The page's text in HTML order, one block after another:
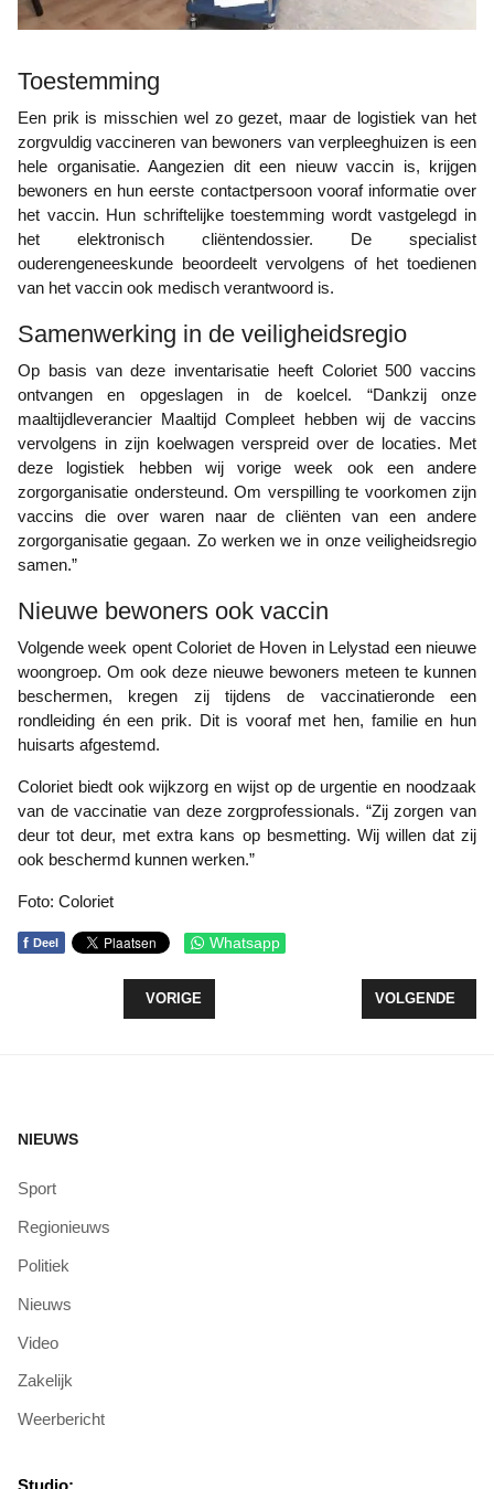
Toestemming
Een prik is misschien wel zo gezet, maar de logistiek van het
zorgvuldig vaccineren van bewoners van verpleeghuizen is een
hele organisatie. Aangezien dit een nieuw vaccin is, krijgen
bewoners en hun eerste contactpersoon vooraf informatie over
het vaccin. Hun schriftelijke toestemming wordt vastgelegd in
het elektronisch cliëntendossier. De specialist
ouderengeneeskunde beoordeelt vervolgens of het toedienen
van het vaccin ook medisch verantwoord is.
Samenwerking in de veiligheidsregio
Op basis van deze inventarisatie heeft Coloriet 500 vaccins
ontvangen en opgeslagen in de koelcel. “Dankzij onze
maaltijdleverancier Maaltijd Compleet hebben wij de vaccins
vervolgens in zijn koelwagen verspreid over de locaties. Met
deze logistiek hebben wij vorige week ook een andere
zorgorganisatie ondersteund. Om verspilling te voorkomen zijn
vaccins die over waren naar de cliënten van een andere
zorgorganisatie gegaan. Zo werken we in onze veiligheidsregio
samen.”
Nieuwe bewoners ook vaccin
Volgende week opent Coloriet de Hoven in Lelystad een nieuwe
woongroep. Om ook deze nieuwe bewoners meteen te kunnen
beschermen, kregen zij tijdens de vaccinatieronde een
rondleiding én een prik. Dit is vooraf met hen, familie en hun
huisarts afgestemd.
Coloriet biedt ook wijkzorg en wijst op de urgentie en noodzaak
van de vaccinatie van deze zorgprofessionals. “Zij zorgen van
deur tot deur, met extra kans op besmetting. Wij willen dat zij
ook beschermd kunnen werken.”
Foto: Coloriet
f Deel Whatsapp
VORIG ARTIKEL: ZEEZOUT TEGEN
VORIGE VOLGENDE
VOLGENDE
NIEUWS
Sport
Regionieuws
Politiek
Nieuws
Video
Zakelijk
Weerbericht